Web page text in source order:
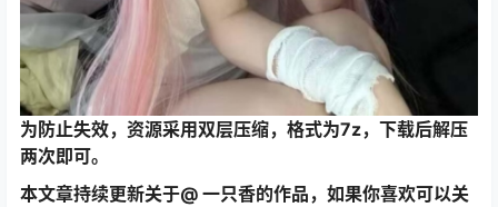
为防止失效，资源采用双层压缩，格式为7z，下载后解压
两次即可。
本文章持续更新关于@ 一只香的作品，如果你喜欢可以关